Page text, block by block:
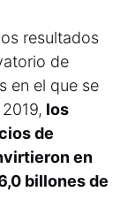
resultados
de
en el que se
los
de
en
billones de